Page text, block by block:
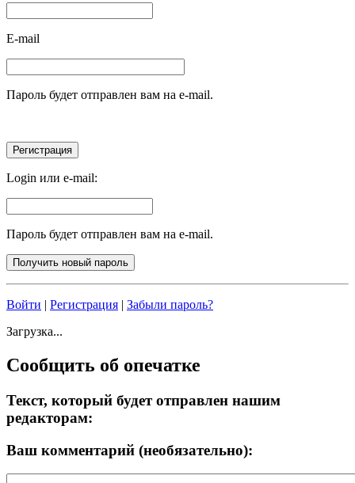
E-mail
Пароль будет отправлен вам на e-mail.
Login или e-mail:
Пароль будет отправлен вам на e-mail.
Войти | Регистрация | Забыли пароль?
Загрузка...
Сообщить об опечатке
Текст, который будет отправлен нашим
редакторам:
Ваш комментарий (необязательно):